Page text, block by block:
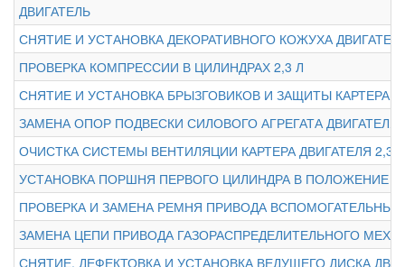
ДВИГАТЕЛЬ
СНЯТИЕ И УСТАНОВКА ДЕКОРАТИВНОГО КОЖУХА
ПРОВЕРКА КОМПРЕССИИ В ЦИЛИНДРАХ 2,3 Л
СНЯТИЕ И УСТАНОВКА БРЫЗГОВИКОВ И ЗАЩИТЫ КАРТЕРА
ЗАМЕНА ОПОР ПОДВЕСКИ СИЛОВОГО АГРЕГАТА ДВИГАТЕЛЯ
ОЧИСТКА СИСТЕМЫ ВЕНТИЛЯЦИИ КАРТЕРА ДВИГАТЕЛЯ 2,3 Л
УСТАНОВКА ПОРШНЯ ПЕРВОГО ЦИЛИНДРА В ПОЛОЖЕНИЕ
ПРОВЕРКА И ЗАМЕНА РЕМНЯ ПРИВОДА ВСПОМОГАТЕЛЬНЫХ
ЗАМЕНА ЦЕПИ ПРИВОДА ГАЗОРАСПРЕДЕЛИТЕЛЬНОГО
СНЯТИЕ, ДЕФЕКТОВКА И УСТАНОВКА ВЕДУЩЕГО ДИСКА